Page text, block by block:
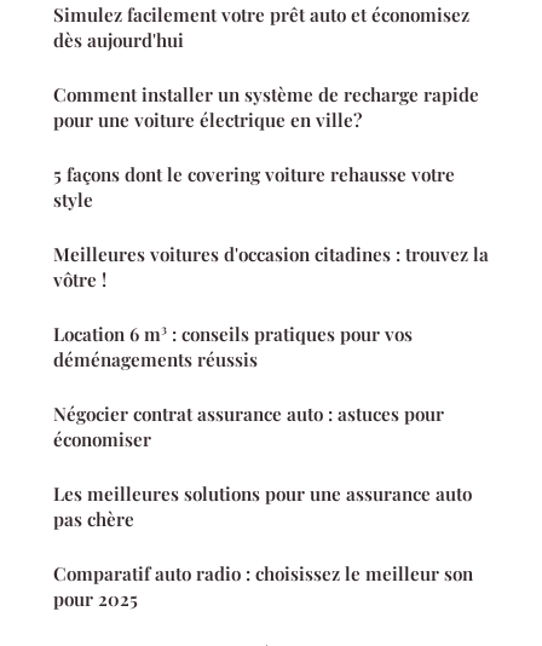
Simulez facilement votre prêt auto et économisez
dès aujourd'hui
Comment installer un système de recharge rapide
pour une voiture électrique en ville?
5 façons dont le covering voiture rehausse votre
style
Meilleures voitures d'occasion citadines : trouvez la
vôtre !
Location 6 m³ : conseils pratiques pour vos
déménagements réussis
Négocier contrat assurance auto : astuces pour
économiser
Les meilleures solutions pour une assurance auto
pas chère
Comparatif auto radio : choisissez le meilleur son
pour 2025